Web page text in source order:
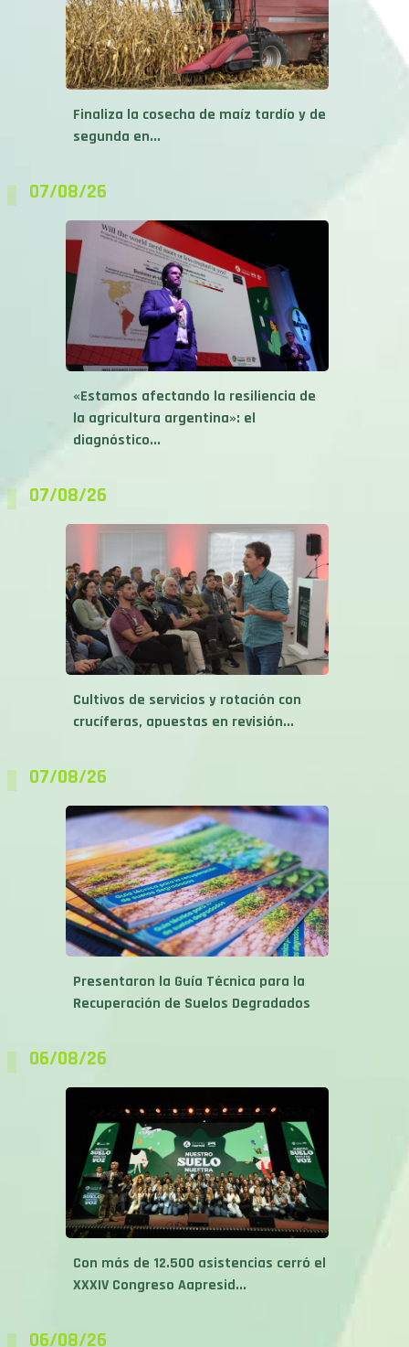
Finaliza la cosecha de maíz tardío y de
segunda en...
07/08/26
«Estamos afectando la resiliencia de
la agricultura argentina»: el
diagnóstico...
07/08/26
Cultivos de servicios y rotación con
crucíferas, apuestas en revisión...
07/08/26
Presentaron la Guía Técnica para la
Recuperación de Suelos Degradados
06/08/26
Con más de 12.500 asistencias cerró el
XXXIV Congreso Aapresid...
06/08/26